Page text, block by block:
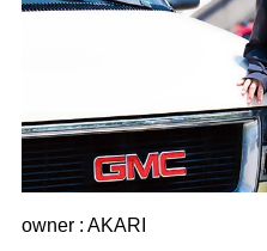
owner : AKARI